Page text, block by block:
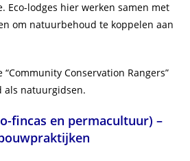
Eco-lodges hier werken samen met
om natuurbehoud te koppelen aan
“Community Conservation Rangers”
als natuurgidsen.
fincas en permacultuur) –